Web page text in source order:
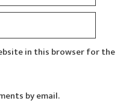
in this browser for the
by email.